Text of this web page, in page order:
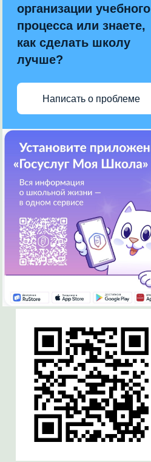
организации учебного
процесса или знаете,
как сделать школу
лучше?
Написать о проблеме